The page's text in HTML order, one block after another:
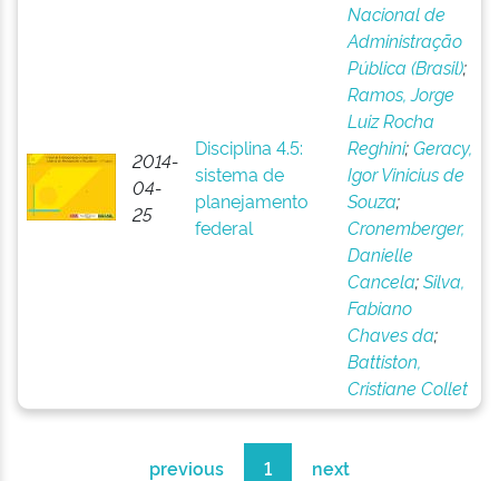
2014-
04-
25
Disciplina 4.5:
sistema de
planejamento
federal
Nacional de
Administração
Pública (Brasil);
Ramos, Jorge
Luiz Rocha
Reghini;Geracy,
Igor Vinicius de
Souza;
Cronemberger,
Danielle
Cancela;Silva,
Fabiano
Chaves da;
Battiston,
Cristiane Collet
previous 1 next